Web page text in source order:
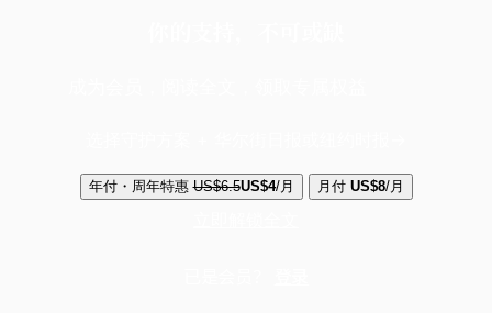
年付・周年特惠 US$6.5US$4/月 月付 US$8/月